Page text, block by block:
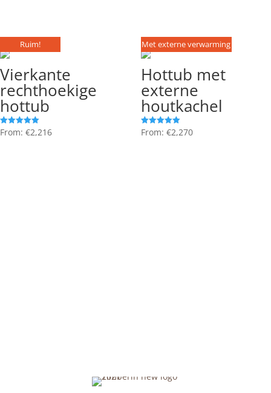
Ruim!
Vierkante
rechthoekige
hottub
Gewaardeerd
5.00
From: €2,216
Met externe verwarming
Hottub met
externe
houtkachel
Gewaardeerd
5.00
From: €2,270